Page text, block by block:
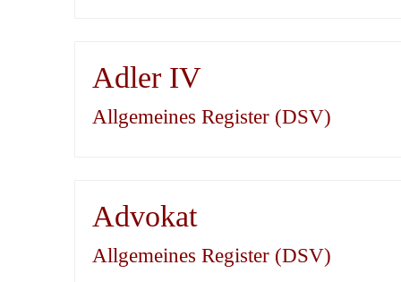
Adler IV
Allgemeines Register (DSV)
Advokat
Allgemeines Register (DSV)